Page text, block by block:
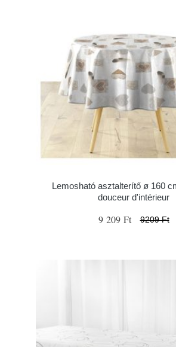
Lemosható asztalterítő ø 160
douceur d'intérieur
9 209 Ft 9209 Ft